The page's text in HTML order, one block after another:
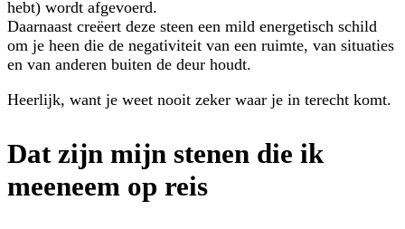
hebt) wordt afgevoerd.
Daarnaast creëert deze steen een mild energetisch schild
om je heen die de negativiteit van een ruimte, van situaties
en van anderen buiten de deur houdt.
Heerlijk, want je weet nooit zeker waar je in terecht komt.
Dat zijn mijn stenen die ik
meeneem op reis